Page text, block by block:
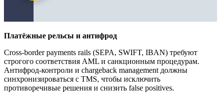
Платёжные рельсы и антифрод
Cross-border payments rails (SEPA, SWIFT, IBAN) требуют
строгого соответствия AML и санкционным процедурам.
Антифрод-контроли и chargeback management должны
синхронизироваться с TMS, чтобы исключить
противоречивые решения и снизить false positives.